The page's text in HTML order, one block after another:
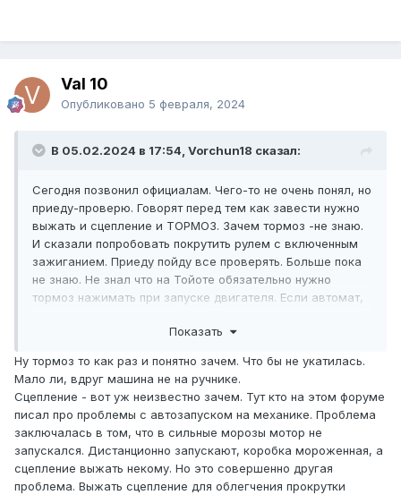
Val 10
Опубликовано 5 февраля, 2024
В 05.02.2024 в 17:54, Vorchun18 сказал:
Сегодня позвонил официалам. Чего-то не очень понял, но
приеду-проверю. Говорят перед тем как завести нужно
выжать и сцепление и ТОРМОЗ. Зачем тормоз -не знаю.
И сказали попробовать покрутить рулем с включенным
зажиганием. Приеду пойду все проверять. Больше пока
не знаю. Не знал что на Тойоте обязательно нужно
тормоз нажимать при запуске двигателя. Если автомат,
Показать
Ну тормоз то как раз и понятно зачем. Что бы не укатилась.
Мало ли, вдруг машина не на ручнике.
Сцепление - вот уж неизвестно зачем. Тут кто на этом форуме
писал про проблемы с автозапуском на механике. Проблема
заключалась в том, что в сильные морозы мотор не
запускался. Дистанционно запускают, коробка мороженная, а
сцепление выжать некому. Но это совершенно другая
проблема. Выжать сцепление для облегчения прокрутки